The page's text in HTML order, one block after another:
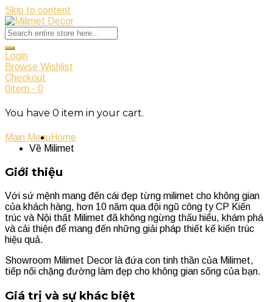
Skip to content
Login
Browse Wishlist
Checkout
0item - 0
You have 0 item in your cart.
Main Menu Home
Về Milimet
Giới thiệu
Với sứ mệnh mang đến cái đẹp từng milimet cho không gian
của khách hàng, hơn 10 năm qua đội ngũ công ty CP Kiến
trúc và Nội thất Milimet đã không ngừng thấu hiểu, khám phá
và cải thiện để mang đến những giải pháp thiết kế kiến trúc
hiệu quả.
Showroom Milimet Decor là đứa con tinh thần của Milimet,
tiếp nối chặng đường làm đẹp cho không gian sống của bạn.
Giá trị và sự khác biệt